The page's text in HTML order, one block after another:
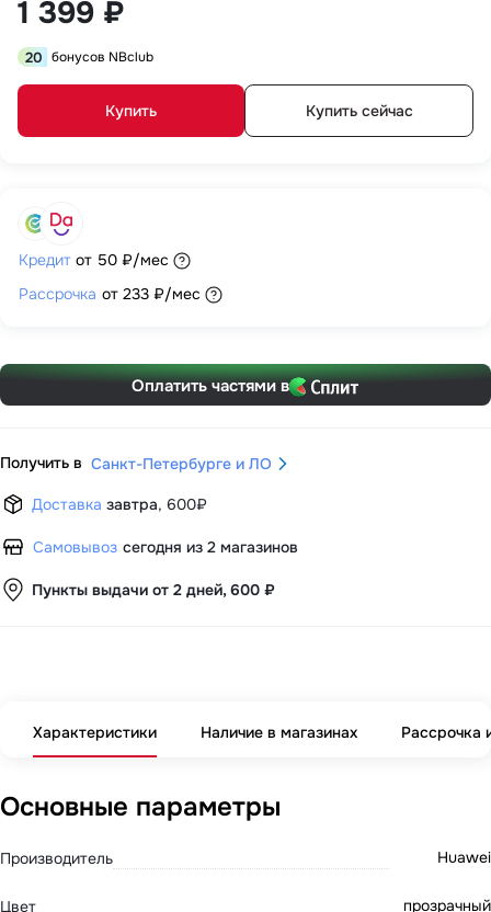
1 399 ₽
20 бонусов NBclub
Купить Купить сейчас
Кредит от 50 ₽/мес
Рассрочка от 233 ₽/мес
Оплатить частями в
Получить в Санкт-Петербурге и ЛО
Доставка завтра, 600₽
Самовывоз сегодня из 2 магазинов
Пункты выдачи от 2 дней, 600 ₽
Характеристики Наличие в магазинах Рассрочка
Основные параметры
Производитель Huawei
Цвет прозрачный